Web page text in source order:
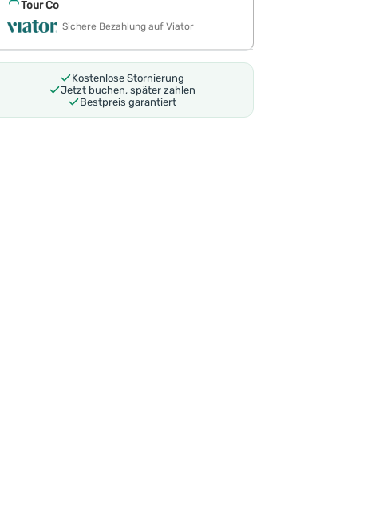
Tour Co
Sichere Bezahlung auf Viator
Kostenlose Stornierung
Jetzt buchen, später zahlen
Bestpreis garantiert